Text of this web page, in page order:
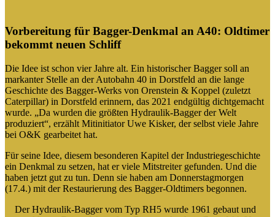
Vorbereitung für Bagger-Denkmal an A40: Oldtimer
bekommt neuen Schliff
Die Idee ist schon vier Jahre alt. Ein historischer Bagger soll an
markanter Stelle an der Autobahn 40 in Dorstfeld an die lange
Geschichte des Bagger-Werks von Orenstein & Koppel (zuletzt
Caterpillar) in Dorstfeld erinnern, das 2021 endgültig dichtgemacht
wurde. „Da wurden die größten Hydraulik-Bagger der Welt
produziert“, erzählt Mitinitiator Uwe Kisker, der selbst viele Jahre
bei O&K gearbeitet hat.
Für seine Idee, diesem besonderen Kapitel der Industriegeschichte
ein Denkmal zu setzen, hat er viele Mitstreiter gefunden. Und die
haben jetzt gut zu tun. Denn sie haben am Donnerstagmorgen
(17.4.) mit der Restaurierung des Bagger-Oldtimers begonnen.
Der Hydraulik-Bagger vom Typ RH5 wurde 1961 gebaut und